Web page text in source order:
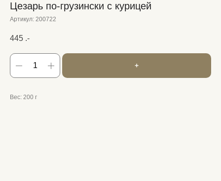
Цезарь по-грузински с курицей
Артикул: 200722
445 .-
+
Вес: 200 г